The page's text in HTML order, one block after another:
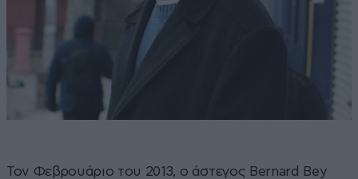
Τον Φεβρουάριο του 2013, ο άστεγος Bernard Bey